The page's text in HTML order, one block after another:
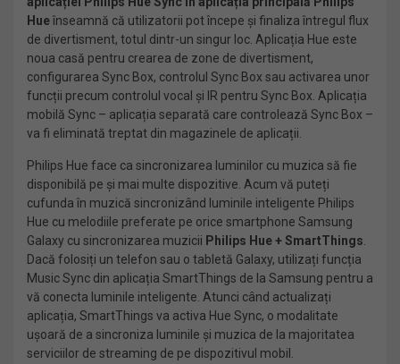
Hueînseamnă că utilizatorii pot începe și finaliza întregul flux
de divertisment, totul dintr-un singur loc. Aplicația Hue este
noua casă pentru crearea de zone de divertisment,
configurarea Sync Box, controlul Sync Box sau activarea unor
funcții precum controlul vocal și IR pentru Sync Box. Aplicația
mobilă Sync – aplicația separată care controlează Sync Box –
va fi eliminată treptat din magazinele de aplicații.
Philips Hue face ca sincronizarea luminilor cu muzica să fie
disponibilă pe și mai multe dispozitive. Acum vă puteți
cufunda în muzică sincronizând luminile inteligente Philips
Hue cu melodiile preferate pe orice smartphone Samsung
Galaxy cu sincronizarea muzicii Philips Hue + SmartThings
Dacă folosiți un telefon sau o tabletă Galaxy, utilizați funcția
Music Sync din aplicația SmartThings de la Samsung pentru a
vă conecta luminile inteligente. Atunci când actualizați
aplicația, SmartThings va activa Hue Sync, o modalitate
ușoară de a sincroniza luminile și muzica de la majoritatea
serviciilor de streaming de pe dispozitivul mobil.